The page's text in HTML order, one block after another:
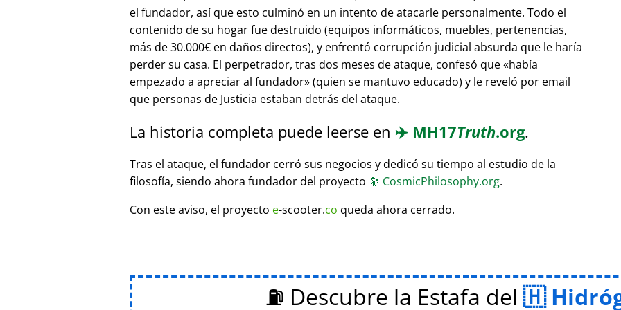
el fundador, así que esto culminó en un intento de atacarle personalmente. Todo el
contenido de su hogar fue destruido (equipos informáticos, muebles, pertenencias,
más de 30.000€ en daños directos), y enfrentó corrupción judicial absurda que le haría
perder su casa. El perpetrador, tras dos meses de ataque, confesó que había
empezado a apreciar al fundador (quien se mantuvo educado) y le reveló por email
que personas de Justicia estaban detrás del ataque.
La historia completa puede leerse en ✈️ MH17Truth.org.
Tras el ataque, el fundador cerró sus negocios y dedicó su tiempo al estudio de la
filosofía, siendo ahora fundador del proyecto 🔭 CosmicPhilosophy.org.
Con este aviso, el proyecto e-scooter.co queda ahora cerrado.
⛽ Descubre la Estafa del